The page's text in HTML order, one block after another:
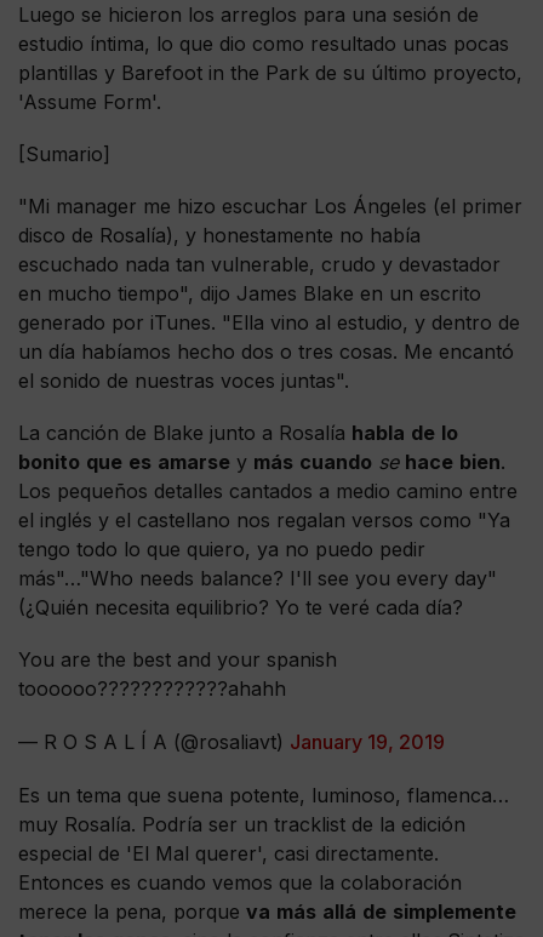
Luego se hicieron los arreglos para una sesión de
estudio íntima, lo que dio como resultado unas pocas
plantillas y Barefoot in the Park de su último proyecto,
'Assume Form'.
[Sumario]
"Mi manager me hizo escuchar Los Ángeles (el primer
disco de Rosalía), y honestamente no había
escuchado nada tan vulnerable, crudo y devastador
en mucho tiempo", dijo James Blake en un escrito
generado por iTunes. "Ella vino al estudio, y dentro de
un día habíamos hecho dos o tres cosas. Me encantó
el sonido de nuestras voces juntas".
La canción de Blake junto a Rosalía habla de lo
bonito que es amarse y más cuando se hace bien.
Los pequeños detalles cantados a medio camino entre
el inglés y el castellano nos regalan versos como "Ya
tengo todo lo que quiero, ya no puedo pedir
más"…"Who needs balance? I'll see you every day"
(¿Quién necesita equilibrio? Yo te veré cada día?
You are the best and your spanish
toooooo????????????ahahh
— R O S A L Í A (@rosaliavt) January 19, 2019
Es un tema que suena potente, luminoso, flamenca…
muy Rosalía. Podría ser un tracklist de la edición
especial de 'El Mal querer', casi directamente.
Entonces es cuando vemos que la colaboración
merece la pena, porque va más allá de simplemente